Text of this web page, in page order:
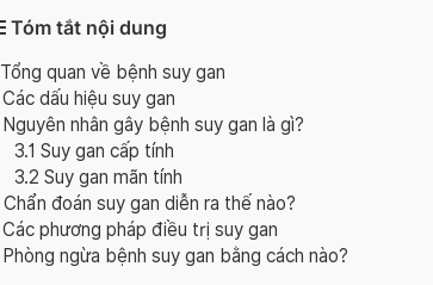
Tóm tắt nội dung
Tổng quan về bệnh suy gan
Các dấu hiệu suy gan
Nguyên nhân gây bệnh suy gan là gì?
3.1 Suy gan cấp tính
3.2 Suy gan mãn tính
Chẩn đoán suy gan diễn ra thế nào?
Các phương pháp điều trị suy gan
Phòng ngừa bệnh suy gan bằng cách nào?